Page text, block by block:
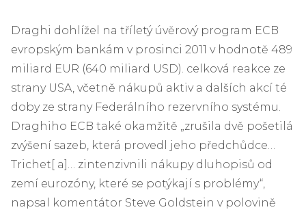
Draghi dohlížel na tříletý úvěrový program ECB
evropským bankám v prosinci 2011 v hodnotě 489
miliard EUR (640 miliard USD). celková reakce ze
strany USA, včetně nákupů aktiv a dalších akcí té
doby ze strany Federálního rezervního systému.
Draghiho ECB také okamžitě „zrušila dvě pošetilá
zvýšení sazeb, která provedl jeho předchůdce…
Trichet[ a]… zintenzivnili nákupy dluhopisů od
zemí eurozóny, které se potýkají s problémy“,
napsal komentátor Steve Goldstein v polovině